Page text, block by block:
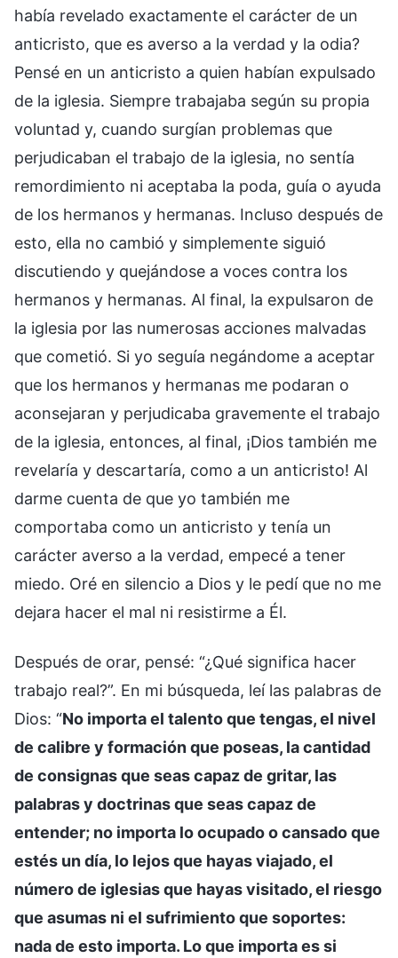
había revelado exactamente el carácter de un
anticristo, que es averso a la verdad y la odia?
Pensé en un anticristo a quien habían expulsado
de la iglesia. Siempre trabajaba según su propia
voluntad y, cuando surgían problemas que
perjudicaban el trabajo de la iglesia, no sentía
remordimiento ni aceptaba la poda, guía o ayuda
de los hermanos y hermanas. Incluso después de
esto, ella no cambió y simplemente siguió
discutiendo y quejándose a voces contra los
hermanos y hermanas. Al final, la expulsaron de
la iglesia por las numerosas acciones malvadas
que cometió. Si yo seguía negándome a aceptar
que los hermanos y hermanas me podaran o
aconsejaran y perjudicaba gravemente el trabajo
de la iglesia, entonces, al final, ¡Dios también me
revelaría y descartaría, como a un anticristo! Al
darme cuenta de que yo también me
comportaba como un anticristo y tenía un
carácter averso a la verdad, empecé a tener
miedo. Oré en silencio a Dios y le pedí que no me
dejara hacer el mal ni resistirme a Él.
Después de orar, pensé: “¿Qué significa hacer
trabajo real?”. En mi búsqueda, leí las palabras de
Dios: “No importa el talento que tengas, el nivel
de calibre y formación que poseas, la cantidad
de consignas que seas capaz de gritar, las
palabras y doctrinas que seas capaz de
entender; no importa lo ocupado o cansado que
estés un día, lo lejos que hayas viajado, el
número de iglesias que hayas visitado, el riesgo
que asumas ni el sufrimiento que soportes:
nada de esto importa. Lo que importa es si